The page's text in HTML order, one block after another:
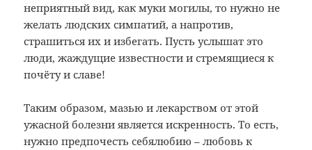
неприятный вид, какмуки могилы, то нужно не
желать людскихсимпатий, а напротив,
страшиться их иизбегать. Пусть услышат это
люди,жаждущие известности и стремящиеся к
почёту и славе!
Таким образом, мазью и лекарством от этой
ужасной болезни является искренность. То есть,
нужно предпочесть себялюбию – любовь к